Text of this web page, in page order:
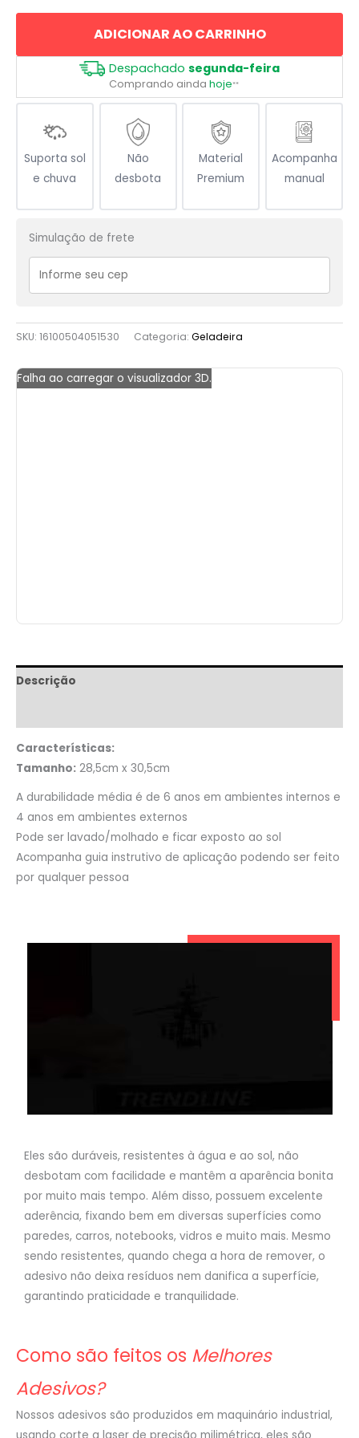
Punho
quantidade
ADICIONAR AO CARRINHO
Despachado segunda-feira
Comprando ainda hoje**
Suporta sol
e chuva
Não
desbota
Material
Premium
Acompanha
manual
Simulação de frete
SKU: 16100504051530 Categoria: Geladeira
Falha ao carregar o visualizador 3D.
Descrição
Características:
Tamanho: 28,5cm x 30,5cm
A durabilidade média é de 6 anos em ambientes internos e
4 anos em ambientes externos
Pode ser lavado/molhado e ficar exposto ao sol
Acompanha guia instrutivo de aplicação podendo ser feito
por qualquer pessoa
Eles são duráveis, resistentes à água e ao sol, não
desbotam com facilidade e mantêm a aparência bonita
por muito mais tempo. Além disso, possuem excelente
aderência, fixando bem em diversas superfícies como
paredes, carros, notebooks, vidros e muito mais. Mesmo
sendo resistentes, quando chega a hora de remover, o
adesivo não deixa resíduos nem danifica a superfície,
garantindo praticidade e tranquilidade.
Como são feitos os Melhores
Adesivos?
Nossos adesivos são produzidos em maquinário industrial,